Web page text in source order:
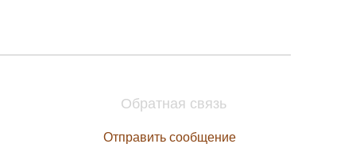
Обратная связь
Отправить сообщение